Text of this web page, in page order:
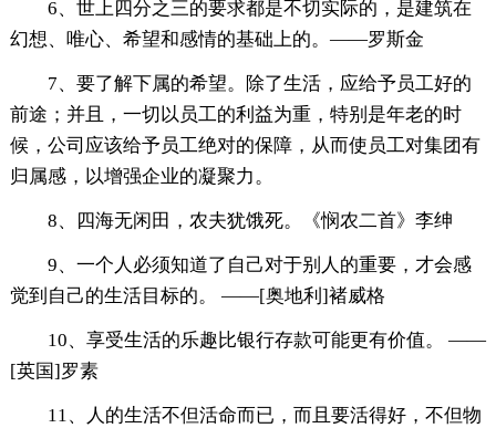
6、世上四分之三的要求都是不切实际的，是建筑在
幻想、唯心、希望和感情的基础上的。——罗斯金
7、要了解下属的希望。除了生活，应给予员工好的
前途；并且，一切以员工的利益为重，特别是年老的时
候，公司应该给予员工绝对的保障，从而使员工对集团有
归属感，以增强企业的凝聚力。
8、四海无闲田，农夫犹饿死。《悯农二首》李绅
9、一个人必须知道了自己对于别人的重要，才会感
觉到自己的生活目标的。 ——[奥地利]褚威格
10、享受生活的乐趣比银行存款可能更有价值。 ——
[英国]罗素
11、人的生活不但活命而已，而且要活得好，不但物